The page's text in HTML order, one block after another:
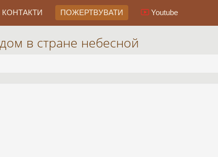
КОНТАКТИ ПОЖЕРТВУВАТИ Youtube
в стране небесной